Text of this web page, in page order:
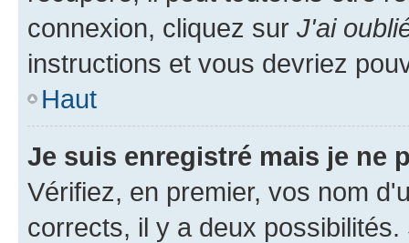
connexion, cliquez sur J'ai
instructions et vous devriez
Haut
Je suis enregistré mais je ne
Vérifiez, en premier, vos nom
corrects, il y a deux